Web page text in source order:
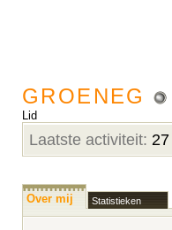
GROENEG
Lid
Laatste activiteit:
Over mij Statistieken